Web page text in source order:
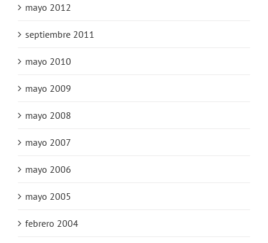
mayo 2012
septiembre 2011
mayo 2010
mayo 2009
mayo 2008
mayo 2007
mayo 2006
mayo 2005
febrero 2004